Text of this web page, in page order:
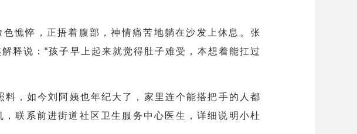
憔悴，正捂着腹部，神情痛苦地躺在沙发上休息。张
释说：“孩子早上起来就觉得肚子难受，本想着能扛过
，如今刘阿姨也年纪大了，家里连个能搭把手的人都
联系前进街道社区卫生服务中心医生，详细说明小杜